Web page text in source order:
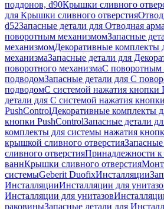
поддонов, d90Крышки сливного
для Крышки сливного отверстия
d52Запасные детали для Отводная
поворотным механизмомЗапасные
механизмомДекоративные комплекты
механизмаЗапасные детали для
поворотного механизмаС поворотным
подводомЗапасные детали для С
подводомС системой нажатия кнопки
детали для С системой нажатия кнопки
PushControlДекоративные комплекты
кнопки PushControlЗапасные детали
комплекты для системы нажатия
крышкой сливного отверстия
сливного отверстияПринадлежности к
ваннКрышки сливного отверстия
системыGeberit DuofixИнсталляции
ИнсталляцииИнсталляции для
Инсталляции для унитазов
раковиныЗапасные детали для